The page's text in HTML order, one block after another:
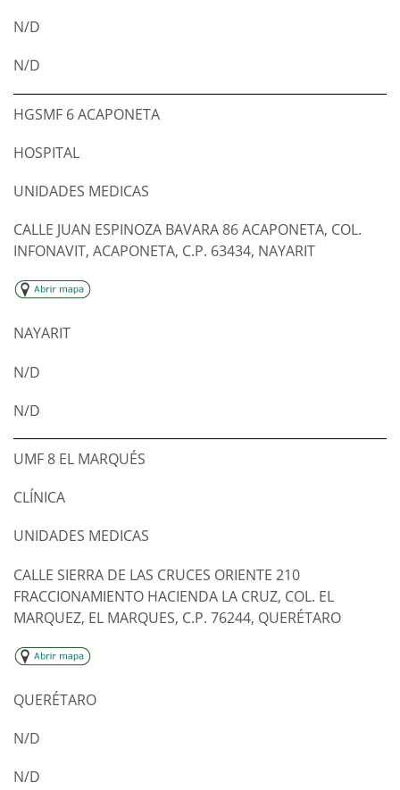
N/D
N/D
HGSMF 6 ACAPONETA
HOSPITAL
UNIDADES MEDICAS
CALLE JUAN ESPINOZA BAVARA 86 ACAPONETA, COL.
INFONAVIT, ACAPONETA, C.P. 63434, NAYARIT
NAYARIT
N/D
N/D
UMF 8 EL MARQUÉS
CLÍNICA
UNIDADES MEDICAS
CALLE SIERRA DE LAS CRUCES ORIENTE 210
FRACCIONAMIENTO HACIENDA LA CRUZ, COL. EL
MARQUEZ, EL MARQUES, C.P. 76244, QUERÉTARO
QUERÉTARO
N/D
N/D